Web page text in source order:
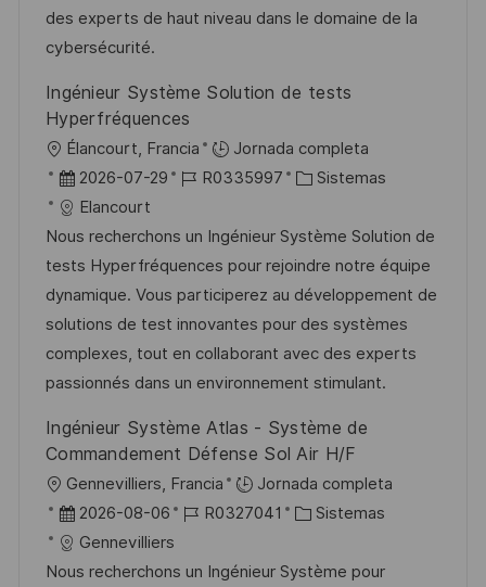
n p
u
l
i
a
c
n
l
í
des experts de haut niveau dans le domaine de la
cybersécurité.
Ingénieur Système Solution de tests
Hyperfréquences
U
b
c
a
c
i
ó
n
Élancourt, Francia
Jornada completa
F
e
c
h
a
d
e
p
b
c
a
2026-07-29
I
d
e
e
m
p
l
o
R0335997
C
t
e
g
o
r
í
Sistemas
Elancourt
Nous recherchons un Ingénieur Système Solution de
tests Hyperfréquences pour rejoindre notre équipe
dynamique. Vous participerez au développement de
solutions de test innovantes pour des systèmes
complexes, tout en collaborant avec des experts
passionnés dans un environnement stimulant.
Ingénieur Système Atlas - Système de
Commandement Défense Sol Air H/F
U
b
c
Gennevilliers, Francia
Jornada completa
F
e
c
2026-08-06
I
d
R0327041
C
t
Sistemas
Gennevilliers
Nous recherchons un Ingénieur Système pour